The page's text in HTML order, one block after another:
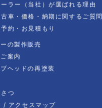
ラー（当社）が選ばれる理由
車・価格・納期に関するご質問
約・お見積もり
の製作販売
案内
ヘッドの再塗装
つ
/ アクセスマップ